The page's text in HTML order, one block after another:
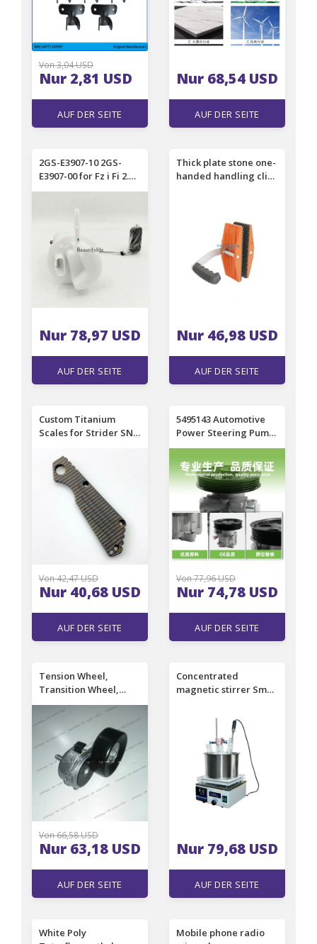
Von 3,04 USD
Nur 2,81 USD
AUF DER SEITE
Nur 68,54 USD
AUF DER SEITE
2GS-E3907-10 2GS-
E3907-00 for Fz i Fi 2.
Fuel pump
Nur 78,97 USD
AUF DER SEITE
Thick plate stone one-
handed handling clip
gods glass handling
Nur 46,98 USD
AUF DER SEITE
Custom Titanium
Scales for Strider SNG
Knife Parts Make
Accessories
Von 42,47 USD
Nur 40,68 USD
AUF DER SEITE
5495143 Automotive
Power Steering Pump
Power Steering Pump
Von 77,96 USD
Nur 74,78 USD
AUF DER SEITE
Tension Wheel,
Transition Wheel,
Adjustment Wheel,
Generator Belt
Tension Wheel NS3.3
Tension Wheel
Von 66,58 USD
Nur 63,18 USD
AUF DER SEITE
Concentrated
magnetic stirrer Small
display constant
temperature heating
oil bath laboratory
dual-purpose
Nur 79,68 USD
AUF DER SEITE
White Poly
Mobile phone radio